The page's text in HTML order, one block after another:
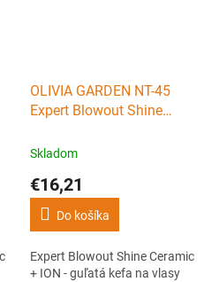
OLIVIA GARDEN NT-45
Expert Blowout Shine
na vlasy 45mm
Skladom
€16,21
Do košíka
Expert Blowout Shine Ceramic
+ ION - guľatá kefa na vlasy